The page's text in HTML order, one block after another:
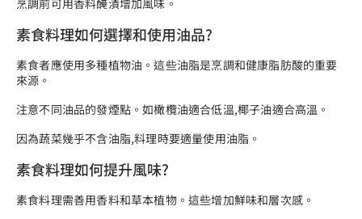
素食料理如何選擇和使用油品?
素食者應使用多種植物油。這些油脂是烹調和健康脂肪酸的重要
來源。
注意不同油品的發煙點。如橄欖油適合低溫,椰子油適合高溫。
因為蔬菜幾乎不含油脂,料理時要適量使用油脂。
素食料理如何提升風味?
素食料理需善用香料和草本植物。這些增加鮮味和層次感。